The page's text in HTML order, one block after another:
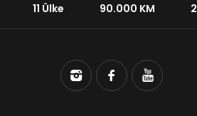
11 Ülke 90.000 KM